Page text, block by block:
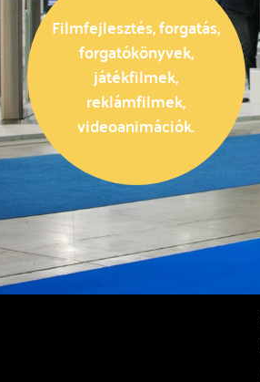
Filmfejlesztés, forgatás,
forgatókönyvek,
játékfilmek,
reklámfilmek,
videoanimációk.